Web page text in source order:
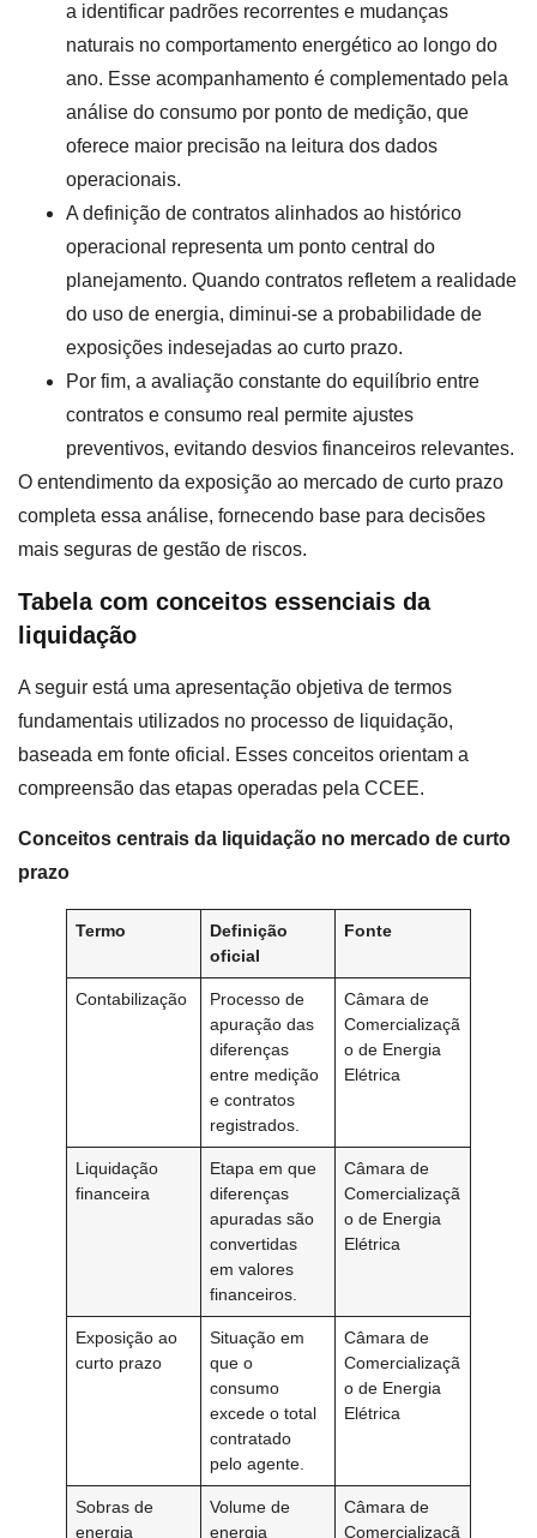
a identificar padrões recorrentes e mudanças
naturais no comportamento energético ao longo do
ano. Esse acompanhamento é complementado pela
análise do consumo por ponto de medição, que
oferece maior precisão na leitura dos dados
operacionais.
A definição de contratos alinhados ao histórico
operacional representa um ponto central do
planejamento. Quando contratos refletem a realidade
do uso de energia, diminui-se a probabilidade de
exposições indesejadas ao curto prazo.
Por fim, a avaliação constante do equilíbrio entre
contratos e consumo real permite ajustes
preventivos, evitando desvios financeiros relevantes.
O entendimento da exposição ao mercado de curto prazo
completa essa análise, fornecendo base para decisões
mais seguras de gestão de riscos.
Tabela com conceitos essenciais da
liquidação
A seguir está uma apresentação objetiva de termos
fundamentais utilizados no processo de liquidação,
baseada em fonte oficial. Esses conceitos orientam a
compreensão das etapas operadas pela CCEE.
Conceitos centrais da liquidação no mercado de curto
prazo
Termo
Definição
oficial
Fonte
Contabilização
Processo de
apuração das
diferenças
entre medição
e contratos
registrados.
Câmara de
Comercializaçã
o de Energia
Elétrica
Liquidação
financeira
Etapa em que
diferenças
apuradas são
convertidas
em valores
financeiros.
Câmara de
Comercializaçã
o de Energia
Elétrica
Exposição ao
curto prazo
Situação em
que o
consumo
excede o total
contratado
pelo agente.
Câmara de
Comercializaçã
o de Energia
Elétrica
Sobras de
energia
Volume de
energia
Câmara de
Comercializaçã